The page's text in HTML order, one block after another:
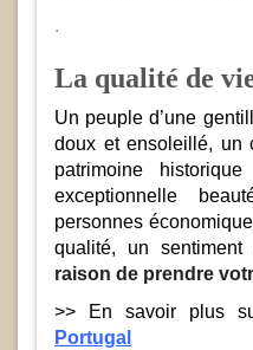
.
La qualité de
Un peuple d’une
doux et ensoleillé, un
patrimoine
exceptionnelle
personnes
qualité, un
raison de prendre
>> En savoir plus
Portugal